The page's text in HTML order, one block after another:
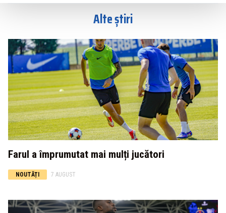
Alte știri
Farul a împrumutat mai mulți jucători
NOUTĂȚI 7 AUGUST